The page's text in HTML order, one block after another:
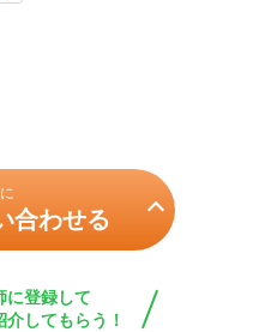
合わせる
に登録して
してもらう！